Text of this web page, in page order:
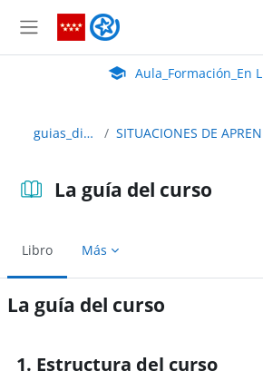
Panel lateral
Aula_Formación_En
Aula Virtual de
Aula_Formación_En
guias_didacticas
La guía del curso
Libro Más
La guía del curso
1. Estructura del curso